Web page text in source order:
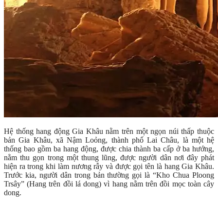
Hệ thống hang động Gia Khâu nằm trên một ngọn núi thấp thuộc
bản Gia Khâu, xã Nậm Loỏng, thành phố Lai Châu, là một hệ
thống bao gồm ba hang động, được chia thành ba cấp ở ba hướng,
nằm thu gọn trong một thung lũng, được người dân nơi đây phát
hiện ra trong khi làm nương rẫy và được gọi tên là hang Gia Khâu.
Trước kia, người dân trong bản thường gọi là “Kho Chua Ploong
Trsây” (Hang trên đồi lá dong) vì hang nằm trên đồi mọc toàn cây
dong.